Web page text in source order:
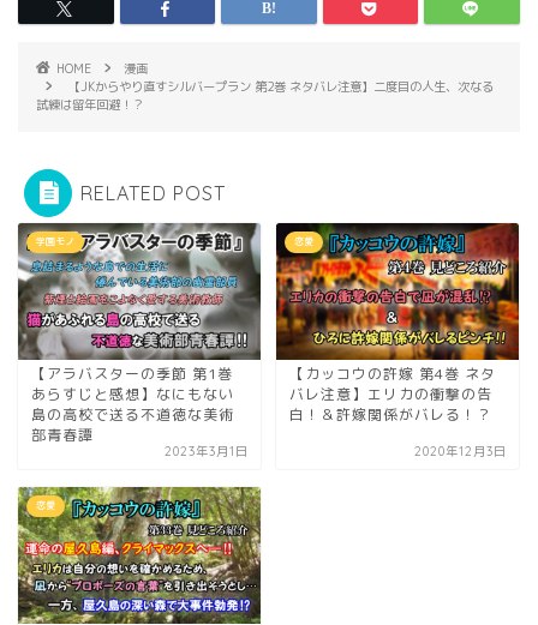
HOME
漫画
【JKからやり直すシルバープラン 第2巻 ネタバレ注意】二度目の人生、次なる
試練は留年回避！？
RELATED POST
学園モノ
【アラバスターの季節 第1巻
あらすじと感想】なにもない
島の高校で送る不道徳な美術
部青春譚
2023年3月1日
恋愛
【カッコウの許嫁 第4巻 ネタ
バレ注意】エリカの衝撃の告
白！＆許嫁関係がバレる！？
2020年12月3日
恋愛